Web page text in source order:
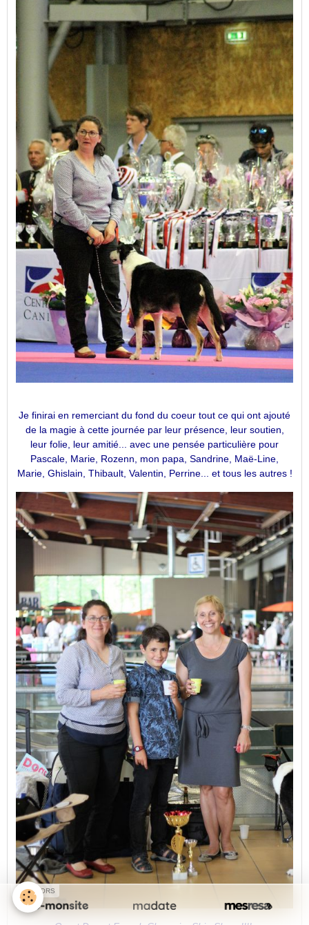
Je finirai en remerciant du fond du coeur tout ce qui ont ajouté
de la magie à cette journée par leur présence, leur soutien,
leur folie, leur amitié... avec une pensée particulière pour
Pascale, Marie, Rozenn, mon papa, Sandrine, Maë-Line,
Marie, Ghislain, Thibault, Valentin, Perrine... et tous les autres !
SPONSORS